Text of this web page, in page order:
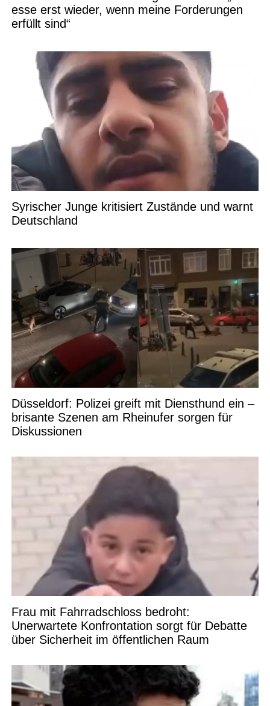
esse erst wieder, wenn meine Forderungen
erfüllt sind“
Syrischer Junge kritisiert Zustände und warnt
Deutschland
Düsseldorf: Polizei greift mit Diensthund ein –
brisante Szenen am Rheinufer sorgen für
Diskussionen
Frau mit Fahrradschloss bedroht:
Unerwartete Konfrontation sorgt für Debatte
über Sicherheit im öffentlichen Raum